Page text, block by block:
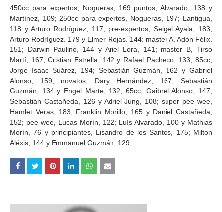
450cc para expertos, Nogueras, 169 puntos; Alvarado, 138 y
Martínez, 109; 250cc para expertos, Nogueras, 197; Lantigua,
118 y Arturo Rodríguez, 117; pre-expertos, Seigel Ayala, 183;
Arturo Rodríguez, 179 y Elmer Rojas, 144; master A, Adón Félix,
151; Darwin Paulino, 144 y Ariel Lora, 141; master B, Tirso
Martí, 167; Cristian Estrella, 142 y Rafael Pacheco, 133; 85cc,
Jorge Isaac Suárez, 194; Sebastián Guzmán, 162 y Gabriel
Alonso, 159; novatos, Dary Hernández, 167; Sebastián
Guzmán, 134 y Engel Marte, 132; 65cc, Gaibrel Alonso, 147;
Sebastián Castañeda, 126 y Adriel Jung, 108; súper pee wee,
Hamlet Veras, 183; Franklin Morillo, 165 y Daniel Castañeda,
152; pee wee, Lucas Morín, 122; Luís Alvarado, 100 y Mathias
Morín, 76 y principiantes, Lisandro de los Santos, 175; Milton
Aléxis, 144 y Emmanuel Guzmán, 129.